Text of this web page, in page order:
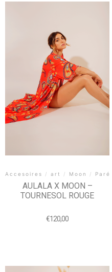
Accesoires / art / Moon / Paréo
AULALA X MOON –
TOURNESOL ROUGE
€120,00